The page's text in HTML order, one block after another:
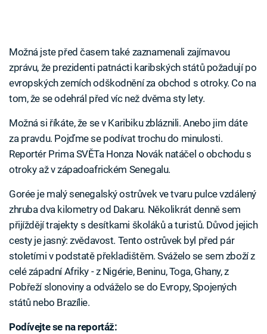
Možná jste před časem také zaznamenali zajímavou
zprávu, že prezidenti patnácti karibských států požadují po
evropských zemích odškodnění za obchod s otroky. Co na
tom, že se odehrál před víc než dvěma sty lety.
Možná si říkáte, že se v Karibiku zbláznili. Anebo jim dáte
za pravdu. Pojďme se podívat trochu do minulosti.
Reportér Prima SVĚTa Honza Novák natáčel o obchodu s
otroky až v západoafrickém Senegalu.
Gorée je malý senegalský ostrůvek ve tvaru pulce vzdálený
zhruba dva kilometry od Dakaru. Několikrát denně sem
přijíždějí trajekty s desítkami školáků a turistů. Důvod jejich
cesty je jasný: zvědavost. Tento ostrůvek byl před pár
stoletími v podstatě překladištěm. Sváželo se sem zboží z
celé západní Afriky - z Nigérie, Beninu, Toga, Ghany, z
Pobřeží slonoviny a odváželo se do Evropy, Spojených
států nebo Brazílie.
Podívejte se na reportáž: